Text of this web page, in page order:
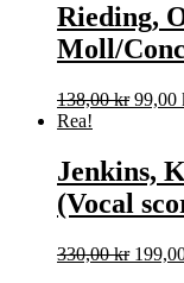
Rieding,
Moll/
138,00kr Det
99,00
Rea!
Jenkins,
(Vocal
330,00kr Det